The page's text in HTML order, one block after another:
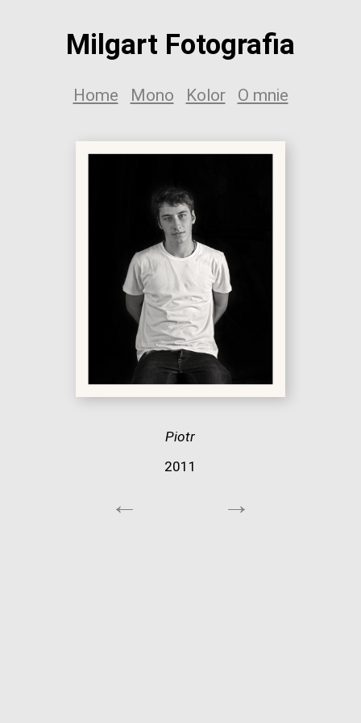
Milgart Fotografia
Home Mono Kolor O mnie
Piotr
2011
← →